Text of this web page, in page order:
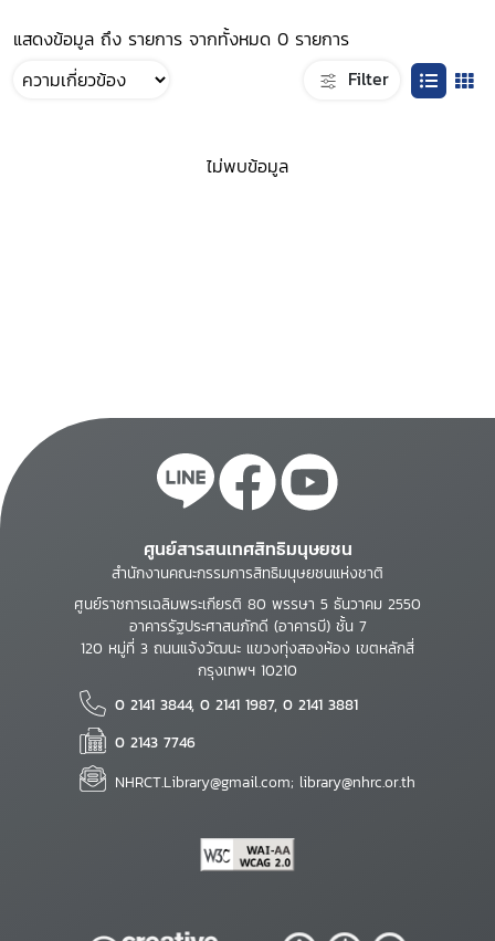
แสดงข้อมูล ถึง รายการ จากทั้งหมด 0 รายการ
Filter
ไม่พบข้อมูล
ศูนย์สารสนเทศสิทธิมนุษยชน
สำนักงานคณะกรรมการสิทธิมนุษยชนแห่งชาติ
ศูนย์ราชการเฉลิมพระเกียรติ 80 พรรษา 5 ธันวาคม 2550
อาคารรัฐประศาสนภักดี (อาคารบี) ชั้น 7
120 หมู่ที่ 3 ถนนแจ้งวัฒนะ แขวงทุ่งสองห้อง เขตหลักสี่
กรุงเทพฯ 10210
0 2141 3844, 0 2141 1987, 0 2141 3881
0 2143 7746
NHRCT.Library@gmail.com; library@nhrc.or.th